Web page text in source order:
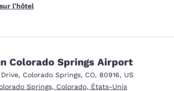
l’hôtel
Colorado Springs Airport
Drive, Colorado Springs, CO, 80916, US
Springs, Colorado, États-Unis